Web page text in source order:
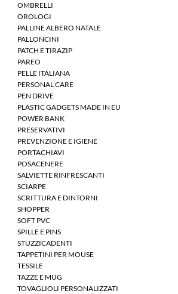
OMBRELLI
OROLOGI
PALLINE ALBERO NATALE
PALLONCINI
PATCH E TIRAZIP
PAREO
PELLE ITALIANA
PERSONAL CARE
PEN DRIVE
PLASTIC GADGETS MADE IN EU
POWER BANK
PRESERVATIVI
PREVENZIONE E IGIENE
PORTACHIAVI
POSACENERE
SALVIETTE RINFRESCANTI
SCIARPE
SCRITTURA E DINTORNI
SHOPPER
SOFT PVC
SPILLE E PINS
STUZZICADENTI
TAPPETINI PER MOUSE
TESSILE
TAZZE E MUG
TOVAGLIOLI PERSONALIZZATI